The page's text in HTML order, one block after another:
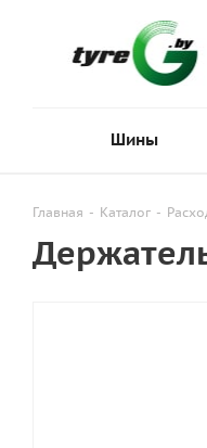
Шины
Главная - Каталог -